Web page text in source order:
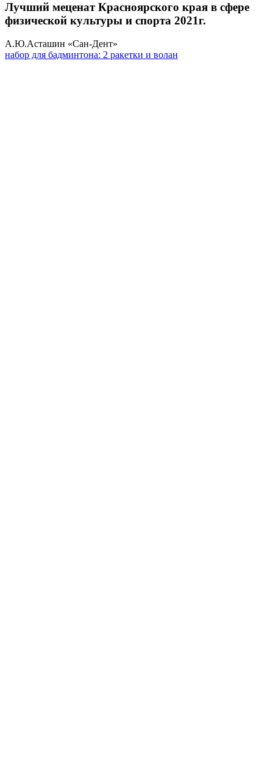
Лучший меценат Красноярского края в сфере
физической культуры и спорта 2021г.
А.Ю.Асташин «Сан-Дент»
набор для бадминтона: 2 ракетки и волан